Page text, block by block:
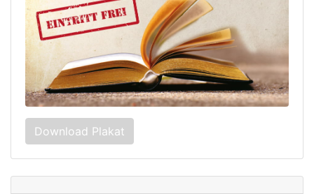
Download Plakat